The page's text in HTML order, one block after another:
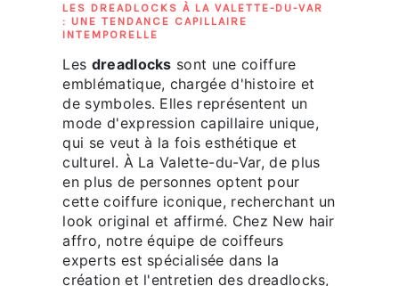
LES DREADLOCKS À LA VALETTE-DU-VAR
: UNE TENDANCE CAPILLAIRE
INTEMPORELLE
Les dreadlocks sont une coiffure
emblématique, chargée d'histoire et
de symboles. Elles représentent un
mode d'expression capillaire unique,
qui se veut à la fois esthétique et
culturel. À La Valette-du-Var, de plus
en plus de personnes optent pour
cette coiffure iconique, recherchant un
look original et affirmé. Chez New hair
affro, notre équipe de coiffeurs
experts est spécialisée dans la
création et l'entretien des dreadlocks,